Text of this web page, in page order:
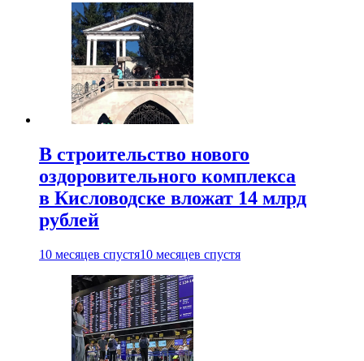
В строительство нового
оздоровительного комплекса
в Кисловодске вложат 14 млрд
рублей
10 месяцев спустя10 месяцев спустя